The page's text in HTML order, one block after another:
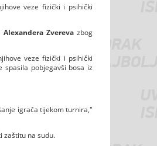
veze fizički i psihički
Alexandera Zverevazbog
veze fizički i psihički
pobjegavši bosa iz
igrača tijekom turnira,"
zaštitu na sudu.